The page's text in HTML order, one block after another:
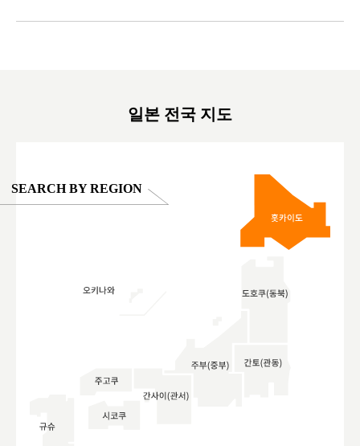
#kyoto 京親子景點 #日本動物互動體驗 #水豚泡澡 #
일본 전국 지도
SEARCH BY REGION